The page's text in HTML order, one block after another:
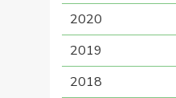
2020
2019
2018